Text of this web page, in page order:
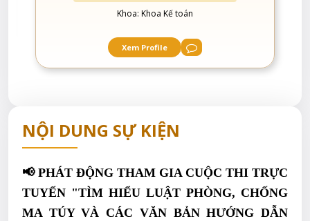
Khoa: Khoa Kế toán
Xem Profile
NỘI DUNG SỰ KIỆN
📢 PHÁT ĐỘNG THAM GIA CUỘC THI TRỰC
TUYẾN "TÌM HIỂU LUẬT PHÒNG, CHỐNG
MA TÚY VÀ CÁC VĂN BẢN HƯỚNG DẪN